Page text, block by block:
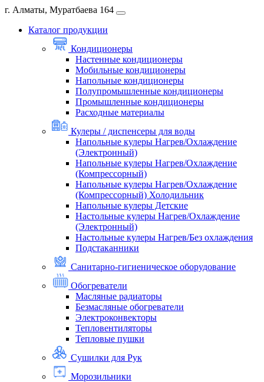
г. Алматы, Муратбаева 164
Каталог продукции
Кондиционеры
Настенные кондиционеры
Мобильные кондиционеры
Напольные кондиционеры
Полупромышленные кондиционеры
Промышленные кондиционеры
Расходные материалы
Кулеры / диспенсеры для воды
Напольные кулеры Нагрев/Охлаждение
(Электронный)
Напольные кулеры Нагрев/Охлаждение
(Компрессорный)
Напольные кулеры Нагрев/Охлаждение
(Компрессорный) Холодильник
Напольные кулеры Детские
Настольные кулеры Нагрев/Охлаждение
(Электронный)
Настольные кулеры Нагрев/Без охлаждения
Подстаканники
Санитарно-гигиеническое оборудование
Обогреватели
Масляные радиаторы
Безмасляные обогреватели
Электроконвекторы
Тепловентиляторы
Тепловые пушки
Сушилки для Рук
Морозильники